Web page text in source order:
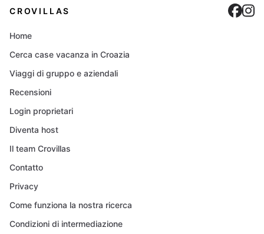
CROVILLAS
Home
Cerca case vacanza in Croazia
Viaggi di gruppo e aziendali
Recensioni
Login proprietari
Diventa host
Il team Crovillas
Contatto
Privacy
Come funziona la nostra ricerca
Condizioni di intermediazione